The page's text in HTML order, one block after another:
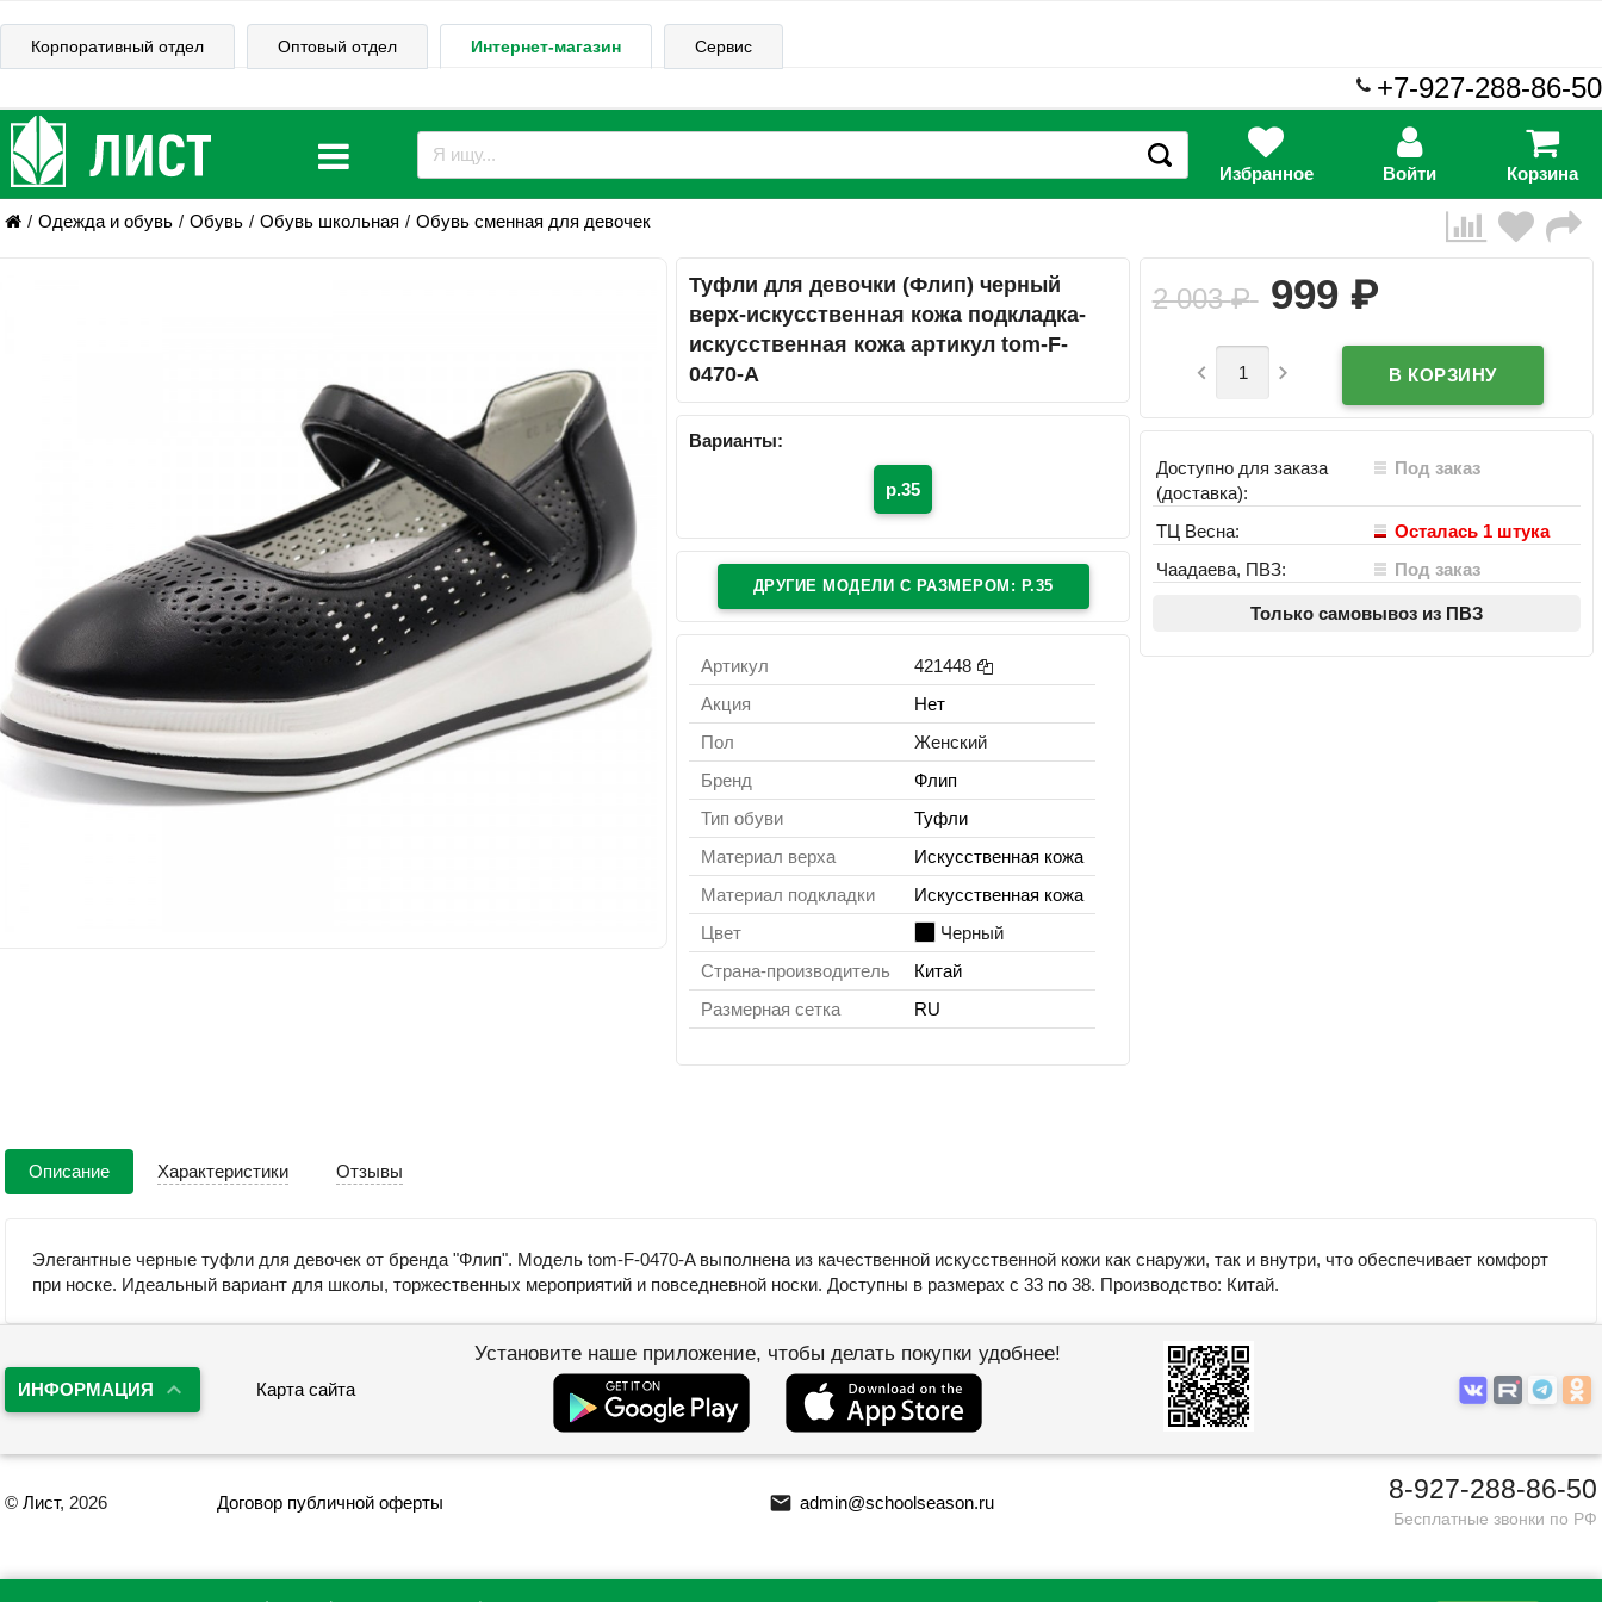
Корпоративный отдел Оптовый отдел Интернет-магазин Сервис
+7-927-288-86-50
Избранное Войти Корзина
Одежда и обувь Обувь Обувь школьная Обувь сменная для девочек
Туфли для девочки (Флип) черный
верх-искусственная кожа подкладка-
искусственная кожа артикул tom-F-
0470-A
Варианты:
р.35
ДРУГИЕ МОДЕЛИ C РАЗМЕРОМ: Р.35
Артикул
421448
Акция
Нет
Пол
Женский
Бренд
Флип
Тип обуви
Туфли
Материал верха
Искусственная кожа
Материал подкладки
Искусственная кожа
Цвет
Черный
Страна-производитель
Китай
Размерная сетка
RU
2 003₽ 999 ₽
 
Доступно для заказа
(доставка):
Под заказ
ТЦ Весна:
Осталась 1 штука
Чаадаева, ПВЗ:
Под заказ
Только самовывоз из ПВЗ
Описание Характеристики Отзывы
Элегантные черные туфли для девочек от бренда "Флип". Модель tom-F-0470-A выполнена из качественной искусственной кожи как снаружи, так и внутри, что обеспечивает комфорт
при носке. Идеальный вариант для школы, торжественных мероприятий и повседневной носки. Доступны в размерах с 33 по 38. Производство: Китай.
ИНФОРМАЦИЯ Карта сайта
Установите наше приложение, чтобы делать покупки удобнее!
© Лист, 2026 Договор публичной оферты email admin@schoolseason.ru 8-927-288-86-50
Бесплатные звонки по РФ